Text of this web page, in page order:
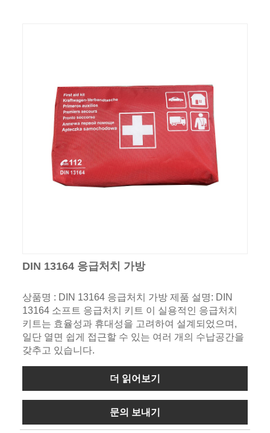
DIN 13164 응급처치 가방
상품명 : DIN 13164 응급처치 가방 제품 설명: DIN
13164 소프트 응급처치 키트 이 실용적인 응급처치
키트는 효율성과 휴대성을 고려하여 설계되었으며,
일단 열면 쉽게 접근할 수 있는 여러 개의 수납공간을
갖추고 있습니다.
더 읽어보기
문의 보내기